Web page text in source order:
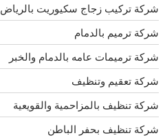
شركة تركيب زجاج سكيوريت بالرياض
شركة ترميم بالدمام
شركة ترميمات عامه بالدمام والخبر
شركة تعقيم وتنظيف
شركة تنظيف بالمزاحمية والقويعية
شركة تنظيف بحفر الباطن